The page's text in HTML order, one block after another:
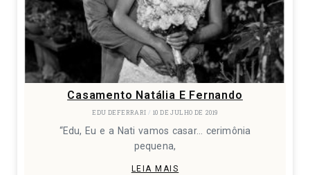
Casamento Natália E Fernando
EDU DEFERRARI 10 DE JULHO DE 2019
“Edu, Eu e a Nati vamos casar… cerimônia
pequena,
LEIA MAIS